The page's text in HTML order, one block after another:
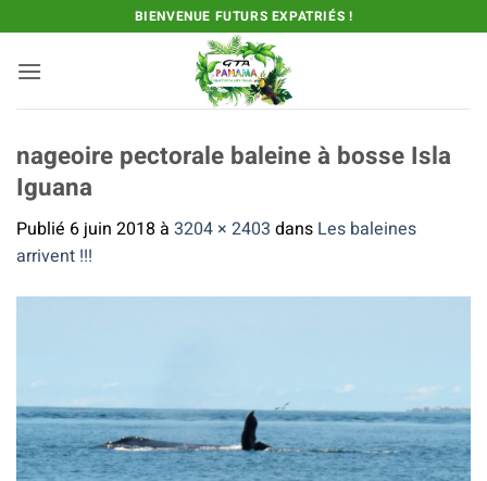
au
contenu
BIENVENUE FUTURS EXPATRIÉS !
nageoire pectorale baleine à bosse Isla
Iguana
Publié 6 juin 2018 à 3204 × 2403 dans Les baleines
arrivent !!!